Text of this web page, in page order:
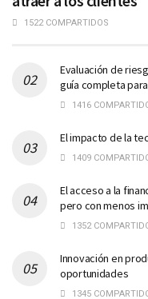
1522 COMPARTIDOS
Evaluación de
guía completa
1416
El impacto de la
1409
El acceso a la
pero con menos
1352
Innovación en
oportunidades
1345